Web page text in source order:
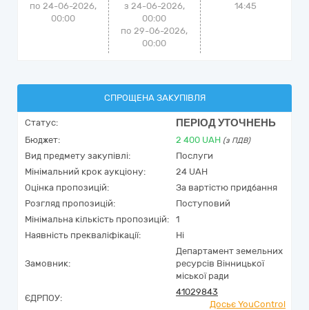
по 24-06-2026,
00:00
з 24-06-2026,
00:00
по 29-06-2026,
00:00
14:45
СПРОЩЕНА ЗАКУПІВЛЯ
Статус: ПЕРІОД УТОЧНЕНЬ
Бюджет: 2 400 UAH (з ПДВ)
Вид предмету закупівлі:
Послуги
Мінімальний крок аукціону:
24 UAH
Оцінка пропозицій:
За вартістю придбання
Розгляд пропозицій:
Поступовий
Мінімальна кількість пропозицій:
1
Наявність прекваліфікації:
Ні
Замовник:
Департамент земельних
ресурсів Вінницької
міської ради
ЄДРПОУ:
41029843
Досьє YouControl